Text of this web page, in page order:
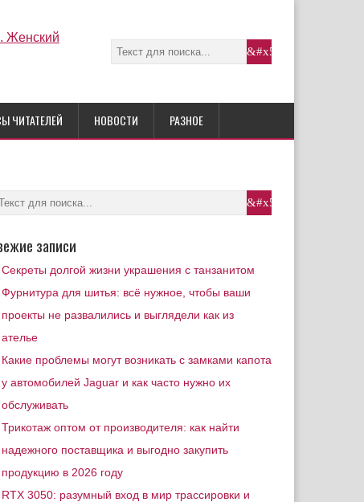
ЧИТАТЕЛЕЙ НОВОСТИ РАЗНОЕ
записи
Секреты долгой жизни украшения с танзанитом
Фурнитура для шитья: всё нужное, чтобы ваши
проекты не развалились и выглядели как из
ателье
Какие проблемы могут возникать с замками капота
у автомобилей Jaguar и как часто нужно их
обслуживать
Трикотаж оптом от производителя: как найти
надежного поставщика и выгодно закупить
продукцию в 2026 году
RTX 3050: разумный вход в мир трассировки и